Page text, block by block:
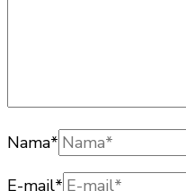
Nama*
E-mail*